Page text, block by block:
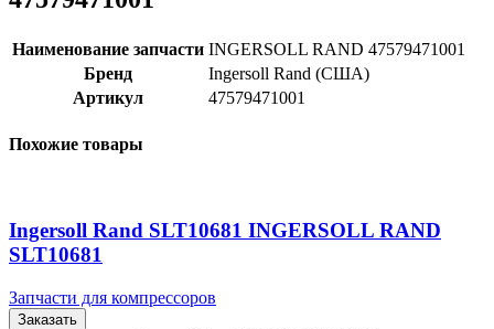
Наименование запчасти INGERSOLL RAND 47579471001
Бренд
Ingersoll Rand (США)
Артикул
47579471001
Похожие товары
Ingersoll Rand SLT10681 INGERSOLL RAND
SLT10681
Запчасти для компрессоров
Заказать